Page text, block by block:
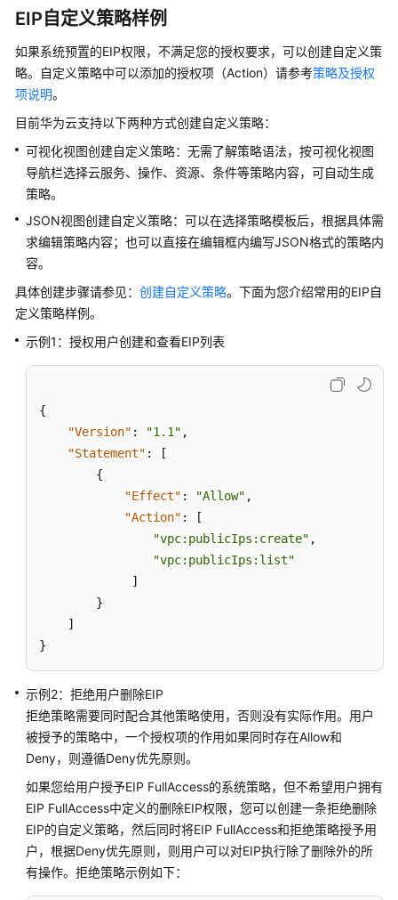
权
限
弹
网
IP
性
公
IP
性
公
费
用
共
资
源
包
使
用
CES
服
EIP自定义策略样例
如果系统预置的EIP权限，不满足您的授权要求，可以创建自定义策
略。自定义策略中可以添加的授权项（Action）请参考策略及授权
项说明。
目前华为云支持以下两种方式创建自定义策略：
可视化视图创建自定义策略：无需了解策略语法，按可视化视图
导航栏选择云服务、操作、资源、条件等策略内容，可自动生成
策略。
JSON视图创建自定义策略：可以在选择策略模板后，根据具体需
求编辑策略内容；也可以直接在编辑框内编写JSON格式的策略内
容。
具体创建步骤请参见： 创建自定义策略。下面为您介绍常用的EIP自
定义策略样例。
示例1：授权用户创建和查看EIP列表
{
"Version" : "1.1" ,
"Statement" :
[
{
"Effect" : "Allow" ,
"Action" :
[
"vpc:publicIps:create" ,
"vpc:publicIps:list"
]
}
]
}
示例2：拒绝用户删除EIP
拒绝策略需要同时配合其他策略使用，否则没有实际作用。用户
被授予的策略中，一个授权项的作用如果同时存在Allow和
Deny，则遵循Deny优先原则。
如果您给用户授予EIP FullAccess的系统策略，但不希望用户拥有
EIP FullAccess中定义的删除EIP权限，您可以创建一条拒绝删除
EIP的自定义策略，然后同时将EIP FullAccess和拒绝策略授予用
户，根据Deny优先原则，则用户可以对EIP执行除了删除外的所
有操作。拒绝策略示例如下：